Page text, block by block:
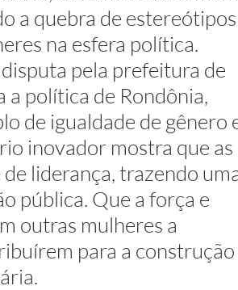
a quebra de estereótipos
na esfera política.
pela prefeitura de
política de Rondônia,
de igualdade de gênero
inovador mostra que as
liderança, trazendo
pública. Que a força e
outras mulheres a
para a construção